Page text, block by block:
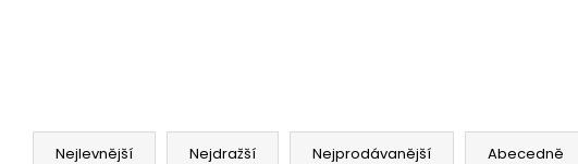
Ř
Nejlevnější Nejdražší Nejprodávanější Abecedně